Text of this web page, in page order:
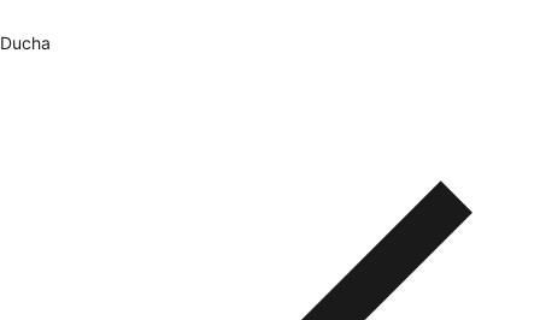
Ducha